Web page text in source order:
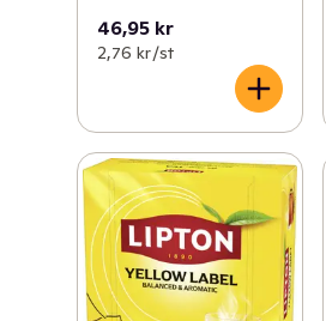
46,95 kr
2,76 kr /st